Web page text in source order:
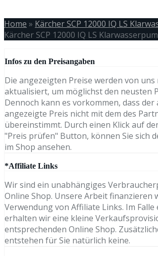
Home » Kärcher SCP 12000 IQ LS
Kärcher SCP 12000 IQ LS
Infos zu den Preisangaben
Die angezeigten Preise werden von
aktualisiert, um möglichst den neusten
Dennoch kann es vorkommen, dass der
angezeigte Preis nicht mit dem des
übereinstimmt. Durch einen Klick auf
"Preis prüfen" Button, können Sie sich
im Shop ansehen.
*Affiliate Links
Wir sind ein unabhängiges
Online Shop. Unsere Arbeit finanzieren
Verwendung von Affiliate Links. Im Falle
erhalten wir eine kleine
entsprechenden Online Shop.
entstehen für Sie natürlich keine.